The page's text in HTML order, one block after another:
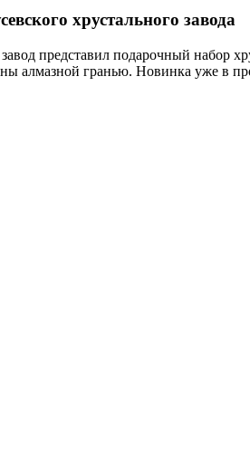
хрустального завода
представил подарочный набор
алмазной гранью. Новинка уже в